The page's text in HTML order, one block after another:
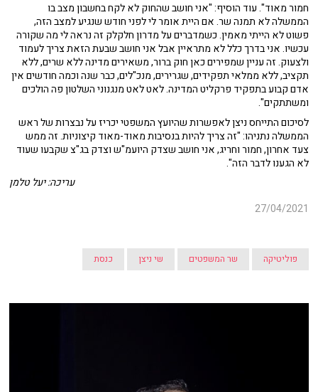
חמור מאוד". עוד הוסיף: "אני חושב שהחוק לא לקח בחשבון מצב בו
הממשלה לא תמנה שר. אם היית אומר לי לפני חודש שנגיע למצב הזה,
פשוט לא הייתי מאמין. כשמדברים על מדרון חלקלק זה נראה לי מה שקורה
עכשיו. אני בדרך כלל לא מתראיין אבל אני חושב שבעת הזאת צריך לעמוד
ולצעוק. זה עניין שמפירים כאן חוק ברור, משאירים מדינה ללא שרים, ללא
תקציב, ללא ממלאי תפקידים, שגרירים, מנכ"לים, כבר שנה וכמה חודשים אין
אדם קבוע בתפקיד פרקליט המדינה. לאט לאט מנגנוני השלטון פה הולכים
ומשתתקים".
לסיכום התייחס ניצן לאפשרות שהיועץ המשפטי יכריז על נבצרות של ראש
הממשלה נתניהו: "זה צריך להיות בנסיבות מאוד-מאוד קיצוניות. זה ממש
צעד אחרון, חמור וחריג, אני חושב שצדק היועמ"ש וצדק בג"צ שקבעו שעוד
לא הגענו לדבר הזה".
עריכה: יעל טלמן
27/04/2021
פוליטיקה שר המשפטים שי ניצן כנסת